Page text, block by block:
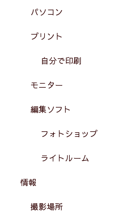
パソコン
プリント
自分で印刷
モニター
編集ソフト
フォトショップ
ライトルーム
情報
撮影場所